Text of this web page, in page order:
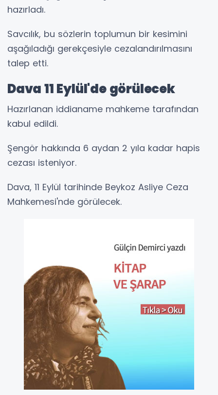
hazırladı.
Savcılık, bu sözlerin toplumun bir kesimini
aşağıladığı gerekçesiyle cezalandırılmasını
talep etti.
Dava 11 Eylül'de görülecek
Hazırlanan iddianame mahkeme tarafından
kabul edildi.
Şengör hakkında 6 aydan 2 yıla kadar hapis
cezası isteniyor.
Dava, 11 Eylül tarihinde Beykoz Asliye Ceza
Mahkemesi'nde görülecek.